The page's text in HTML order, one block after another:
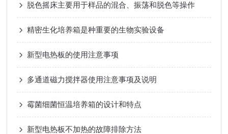
脱色摇床主要用于样品的混合、振荡和脱色等操作
精密生化培养箱是种重要的生物实验设备
新型电热板的使用注意事项
多通道磁力搅拌器使用注意事项及说明
霉菌细菌恒温培养箱的设计和特点
新型电热板不加热的故障排除方法